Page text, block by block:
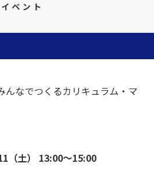
イベント
んなでつくるカリキュラム・マ
（土） 13:00～15:00